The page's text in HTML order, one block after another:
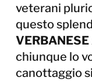
veterani
questo
VERBANESE
chiunque lo
canottaggio